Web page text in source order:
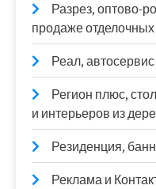
Разрез, оптово-
продаже
Реал, автосервис
Регион плюс,
и интерьеров из
Резиденция,
Реклама и